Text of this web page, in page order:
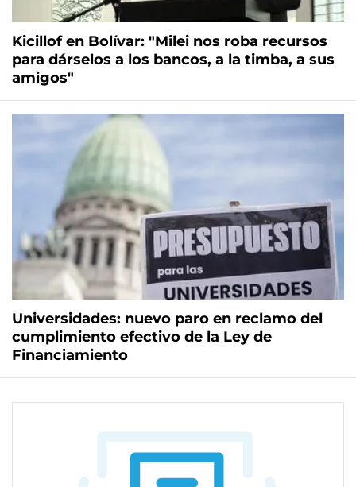
Kicillof en Bolívar: "Milei nos roba recursos
para dárselos a los bancos, a la timba, a sus
amigos"
Universidades: nuevo paro en reclamo del
cumplimiento efectivo de la Ley de
Financiamiento